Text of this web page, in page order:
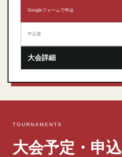
Googleフォームで申込
申込書
大会詳細
TOURNAMENTS
大会予定・申込